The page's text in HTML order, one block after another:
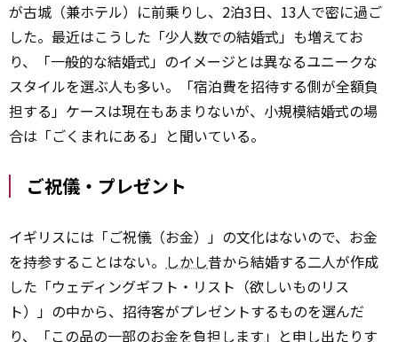
が古城（兼ホテル）に前乗りし、2泊3日、13人で密に過ご
した。最近はこうした「少人数での結婚式」も増えてお
り、「一般的な結婚式」のイメージとは異なるユニークな
スタイルを選ぶ人も多い。「宿泊費を招待する側が全額負
担する」ケースは現在もあまりないが、小規模結婚式の場
合は「ごくまれにある」と聞いている。
ご祝儀・プレゼント
イギリスには「ご祝儀（お金）」の文化はないので、お金
を持参することはない。 しかし昔から結婚する二人が作成
した「ウェディングギフト・リスト（欲しいものリス
ト）」の中から、招待客がプレゼントするものを選んだ
り、「この品の一部のお金を負担します」と申し出たりす